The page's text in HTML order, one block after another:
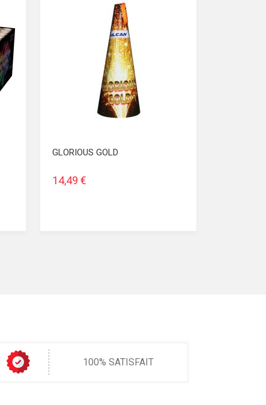
GLORIOUS GOLD
14,49 €
100% SATISFAIT